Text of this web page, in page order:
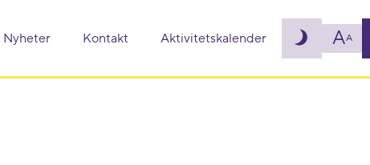
Nyheter Kontakt Aktivitetskalender AA